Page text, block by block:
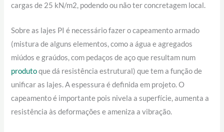
cargas de 25 kN/m2, podendo ou não ter concretagem local.
Sobre as lajes PI é necessário fazer o capeamento armado
(mistura de alguns elementos, como a água e agregados
miúdos e graúdos, com pedaços de aço que resultam num
produtoque dá resistência estrutural) que tem a função de
unificar as lajes. A espessura é definida em projeto. O
capeamento é importante pois nivela a superfície, aumenta a
resistência às deformações e ameniza a vibração.